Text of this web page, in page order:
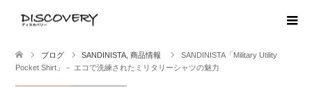
ブログ SANDINISTA 商品情報
SANDINISTA「Military Utility
Pocket Shirt」－ エコで洗練されたミリタリーシャツの魅力